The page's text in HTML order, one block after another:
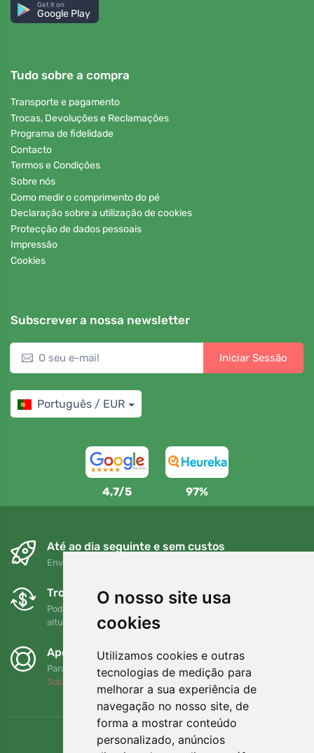
O nosso site usa
cookies
Utilizamos cookies e outras
tecnologias de medição para
melhorar a sua experiência de
navegação no nosso site, de
forma a mostrar conteúdo
personalizado, anúncios
Get it on
Google Play
Tudo sobre a compra
Transporte e pagamento
Trocas, Devoluções e Reclamações
Programa de fidelidade
Contacto
Termos e Condições
Sobre nós
Como medir o comprimento do pé
Declaração sobre a utilização de cookies
Protecção de dados pessoais
Impressão
Cookies
Subscrever a nossa newsletter
Iniciar Sessão
Português / EUR
4,7/5 97%
Até ao dia seguinte e sem custos
Envio gratuito para encomendas superiores a 80 EUR
Trocas e devoluções gratuitas
Pode devolver ou trocar a sua encomenda em qualquer
altura no prazo de 90 dias
Apoiamos a Trees.org
Para cada encomenda plantamos uma árvore! Leia mais
Sobre nós